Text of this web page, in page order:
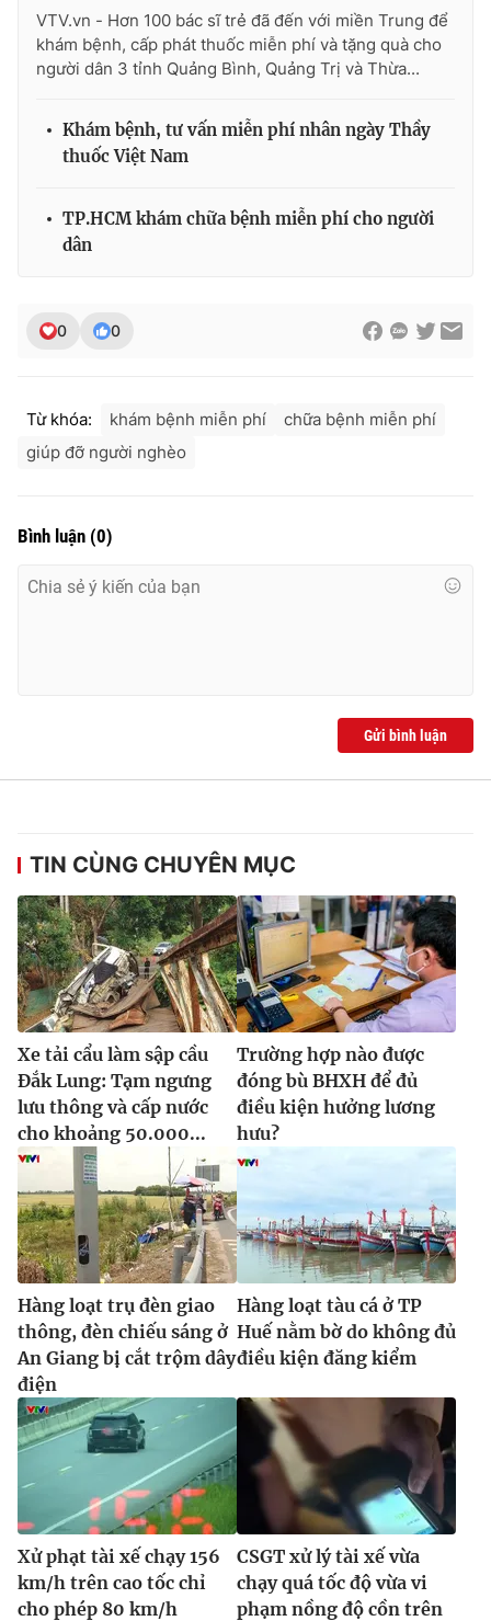
Ðiện thoại Thời báo VTV:
024.66 897 897
Email:toasoan@vtv.vn
Liên hệ quảng cáo:024-7300.7108
thông tin từ website này.
VTV.vn - Hơn 100 bác sĩ trẻ đã đến với miền Trung để
khám bệnh, cấp phát thuốc miễn phí và tặng quà cho
người dân 3 tỉnh Quảng Bình, Quảng Trị và Thừa...
Khám bệnh, tư vấn miễn phí nhân ngày Thầy
thuốc Việt Nam
TP.HCM khám chữa bệnh miễn phí cho người
dân
0 0
Từ khóa: khám bệnh miễn phí
chữa bệnh miễn phí
giúp đỡ người nghèo
Bình luận (0)
Gửi bình luận
TIN CÙNG CHUYÊN MỤC
Xe tải cẩu làm sập cầu
Đắk Lung: Tạm ngưng
lưu thông và cấp nước
cho khoảng 50.000...
Trường hợp nào được
đóng bù BHXH để đủ
điều kiện hưởng lương
hưu?
Hàng loạt trụ đèn giao
thông, đèn chiếu sáng ở
An Giang bị cắt trộm dây
điện
Hàng loạt tàu cá ở TP
Huế nằm bờ do không đủ
điều kiện đăng kiểm
Xử phạt tài xế chạy 156
km/h trên cao tốc chỉ
cho phép 80 km/h
CSGT xử lý tài xế vừa
chạy quá tốc độ vừa vi
phạm nồng độ cồn trên